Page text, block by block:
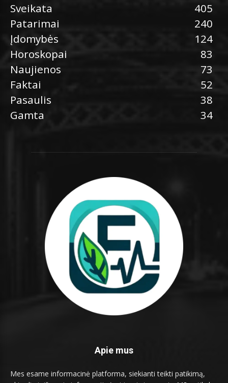
Sveikata
405
Patarimai
240
Įdomybės
124
Horoskopai
83
Naujienos
73
Faktai
52
Pasaulis
38
Gamta
34
Apie mus
Mes esame informacinė platforma, siekianti teikti patikimą,